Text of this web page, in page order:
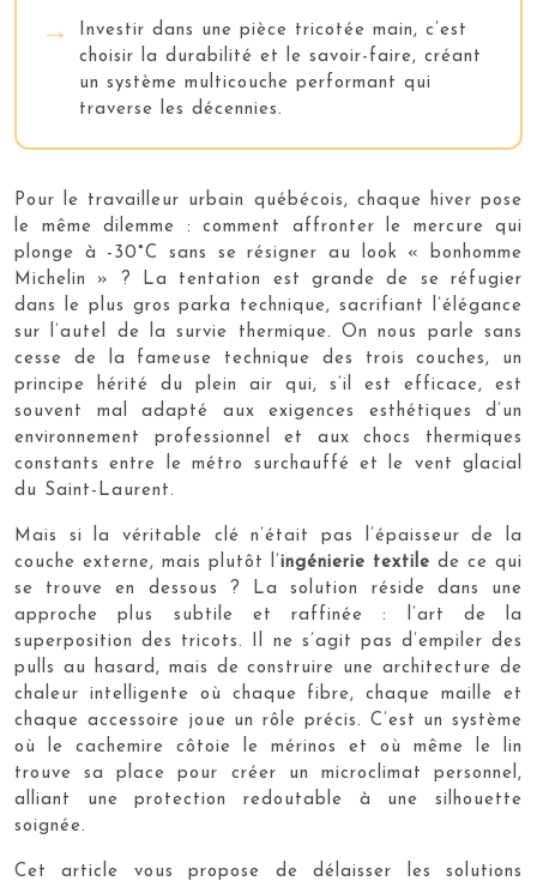
Investir dans une pièce tricotée main, c’est
choisir la durabilité et le savoir-faire, créant
un système multicouche performant qui
traverse les décennies.
Pour le travailleur urbain québécois, chaque hiver pose
le même dilemme : comment affronter le mercure qui
plonge à -30°C sans se résigner au look « bonhomme
Michelin » ? La tentation est grande de se réfugier
dans le plus gros parka technique, sacrifiant l’élégance
sur l’autel de la survie thermique. On nous parle sans
cesse de la fameuse technique des trois couches, un
principe hérité du plein air qui, s’il est efficace, est
souvent mal adapté aux exigences esthétiques d’un
environnement professionnel et aux chocs thermiques
constants entre le métro surchauffé et le vent glacial
du Saint-Laurent.
Mais si la véritable clé n’était pas l’épaisseur de la
couche externe, mais plutôt l’ingénierie textile de ce qui
se trouve en dessous ? La solution réside dans une
approche plus subtile et raffinée : l’art de la
superposition des tricots. Il ne s’agit pas d’empiler des
pulls au hasard, mais de construire une architecture de
chaleur intelligente où chaque fibre, chaque maille et
chaque accessoire joue un rôle précis. C’est un système
où le cachemire côtoie le mérinos et où même le lin
trouve sa place pour créer un microclimat personnel,
alliant une protection redoutable à une silhouette
soignée.
Cet article vous propose de délaisser les solutions